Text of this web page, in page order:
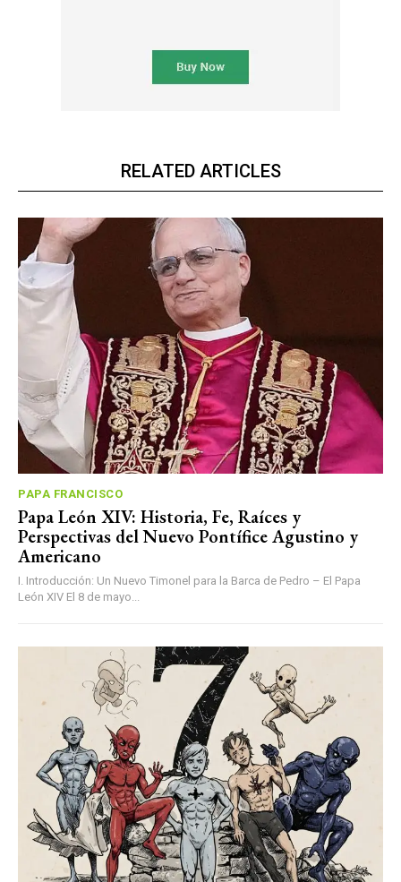
RELATED ARTICLES
PAPA FRANCISCO
Papa León XIV: Historia, Fe, Raíces y
Perspectivas del Nuevo Pontífice Agustino y
Americano
I. Introducción: Un Nuevo Timonel para la Barca de Pedro – El Papa
León XIV El 8 de mayo...